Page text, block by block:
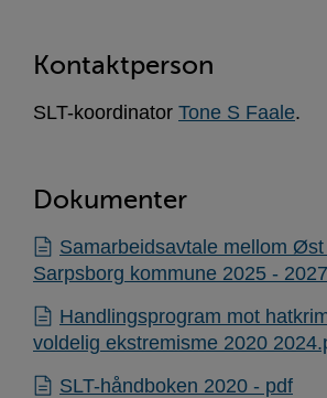
Kontaktperson
SLT-koordinator Tone S Faale.
Dokumenter
Samarbeidsavtale mellom
Sarpsborg kommune 2025 -
Handlingsprogram mot
voldelig ekstremisme 2020
SLT-håndboken 2020 - pdf